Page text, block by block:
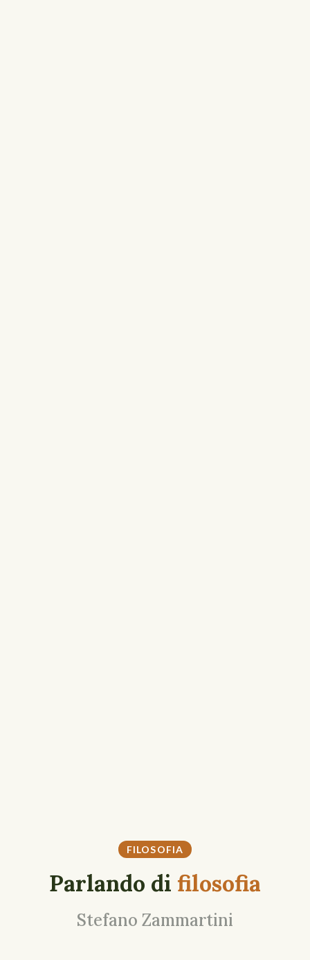
FILOSOFIA
Parlando di filosofia
Stefano Zammartini